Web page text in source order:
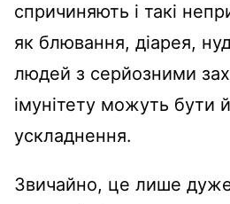
спричиняють і такі
як блювання, діарея,
людей з серйозними
імунітету можуть бути
ускладнення.
Звичайно, це лише